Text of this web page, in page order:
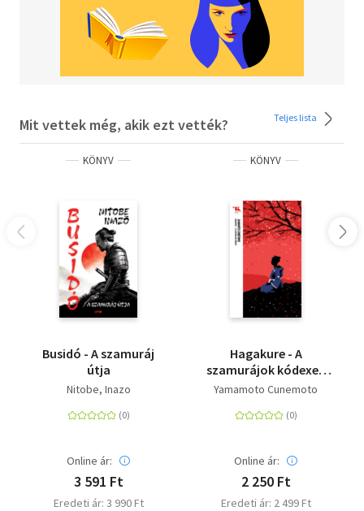
Olvasd el mások véleményét is!
Mit vettek még, akik ezt vették? Teljes lista
KÖNYV
Busidó - A szamuráj
útja
Nitobe, Inazo
Online ár:
3 591 Ft
Eredeti ár: 3 990 Ft
KÖNYV
Hagakure - A
szamurájok kódexe -
Trubadúr Zsebkönyvek
Yamamoto Cunemoto
Online ár:
2 250 Ft
Eredeti ár: 2 499 Ft